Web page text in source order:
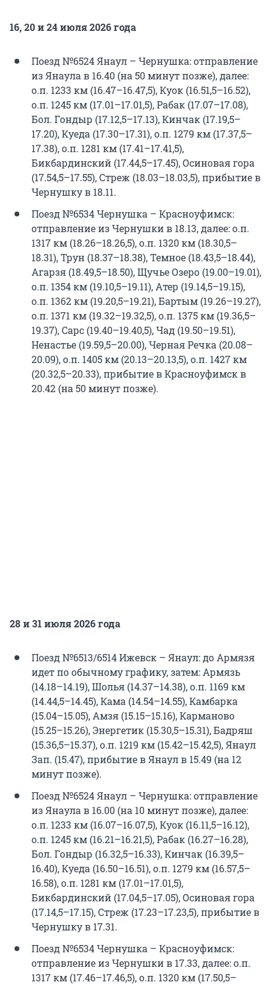
16, 20 и 24 июля 2026 года
Поезд №6524 Янаул – Чернушка: отправление
из Янаула в 16.40 (на 50 минут позже), далее:
о.п. 1233 км (16.47–16.47,5), Куок (16.51,5–16.52),
о.п. 1245 км (17.01–17.01,5), Рабак (17.07–17.08),
Бол. Гондыр (17.12,5–17.13), Кинчак (17.19,5–
17.20), Куеда (17.30–17.31), о.п. 1279 км (17.37,5–
17.38), о.п. 1281 км (17.41–17.41,5),
Бикбардинский (17.44,5–17.45), Осиновая гора
(17.54,5–17.55), Стреж (18.03–18.03,5), прибытие в
Чернушку в 18.11.
Поезд №6534 Чернушка – Красноуфимск:
отправление из Чернушки в 18.13, далее: о.п.
1317 км (18.26–18.26,5), о.п. 1320 км (18.30,5–
18.31), Трун (18.37–18.38), Темное (18.43,5–18.44),
Агарзя (18.49,5–18.50), Щучье Озеро (19.00–19.01),
о.п. 1354 км (19.10,5–19.11), Атер (19.14,5–19.15),
о.п. 1362 км (19.20,5–19.21), Бартым (19.26–19.27),
о.п. 1371 км (19.32–19.32,5), о.п. 1375 км (19.36,5–
19.37), Сарс (19.40–19.40,5), Чад (19.50–19.51),
Ненастье (19.59,5–20.00), Черная Речка (20.08–
20.09), о.п. 1405 км (20.13–20.13,5), о.п. 1427 км
(20.32,5–20.33), прибытие в Красноуфимск в
20.42 (на 50 минут позже).
28 и 31 июля 2026 года
Поезд №6513/6514 Ижевск – Янаул: до Армязя
идет по обычному графику, затем: Армязь
(14.18–14.19), Шолья (14.37–14.38), о.п. 1169 км
(14.44,5–14.45), Кама (14.54–14.55), Камбарка
(15.04–15.05), Амзя (15.15–15.16), Карманово
(15.25–15.26), Энергетик (15.30,5–15.31), Бадряш
(15.36,5–15.37), о.п. 1219 км (15.42–15.42,5), Янаул
Зап. (15.47), прибытие в Янаул в 15.49 (на 12
минут позже).
Поезд №6524 Янаул – Чернушка: отправление
из Янаула в 16.00 (на 10 минут позже), далее:
о.п. 1233 км (16.07–16.07,5), Куок (16.11,5–16.12),
о.п. 1245 км (16.21–16.21,5), Рабак (16.27–16.28),
Бол. Гондыр (16.32,5–16.33), Кинчак (16.39,5–
16.40), Куеда (16.50–16.51), о.п. 1279 км (16.57,5–
16.58), о.п. 1281 км (17.01–17.01,5),
Бикбардинский (17.04,5–17.05), Осиновая гора
(17.14,5–17.15), Стреж (17.23–17.23,5), прибытие в
Чернушку в 17.31.
Поезд №6534 Чернушка – Красноуфимск:
отправление из Чернушки в 17.33, далее: о.п.
1317 км (17.46–17.46,5), о.п. 1320 км (17.50,5–